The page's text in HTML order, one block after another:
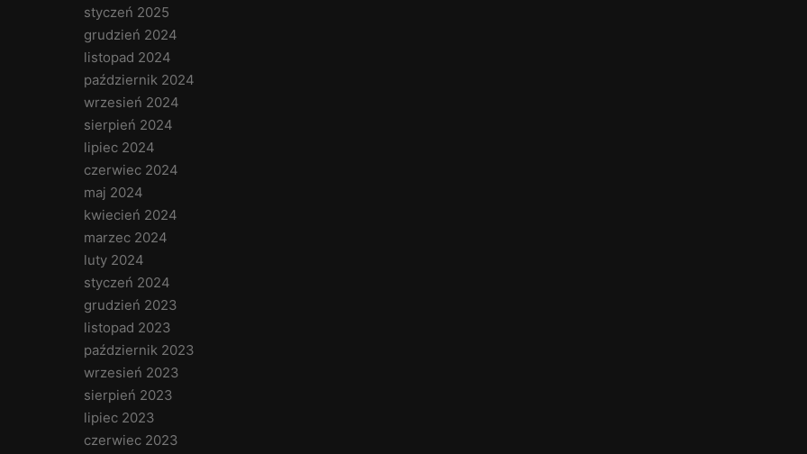
styczeń 2025
grudzień 2024
listopad 2024
październik 2024
wrzesień 2024
sierpień 2024
lipiec 2024
czerwiec 2024
maj 2024
kwiecień 2024
marzec 2024
luty 2024
styczeń 2024
grudzień 2023
listopad 2023
październik 2023
wrzesień 2023
sierpień 2023
lipiec 2023
czerwiec 2023